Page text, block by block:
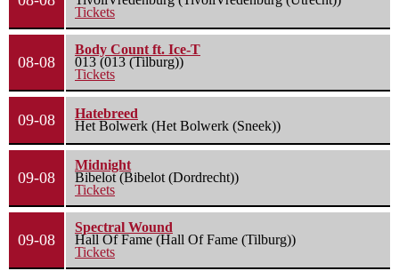
Tickets
08-08
Body Count ft. Ice-T
013 (013 (Tilburg))
Tickets
09-08
Hatebreed
Het Bolwerk (Het Bolwerk (Sneek))
09-08
Midnight
Bibelot (Bibelot (Dordrecht))
Tickets
09-08
Spectral Wound
Hall Of Fame (Hall Of Fame (Tilburg))
Tickets